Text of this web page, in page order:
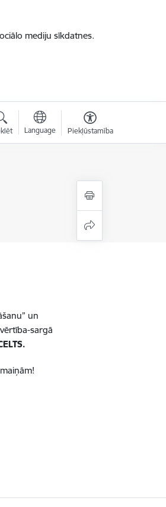
mediju sīkdatnes.
Language Piekļūstamība
un
sargā